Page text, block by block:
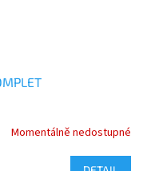
Momentálně nedostupné